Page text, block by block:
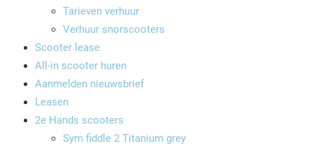
Tarieven verhuur
Verhuur snorscooters
Scooter lease
All-in scooter huren
Aanmelden nieuwsbrief
Leasen
2e Hands scooters
Sym fiddle 2 Titanium grey